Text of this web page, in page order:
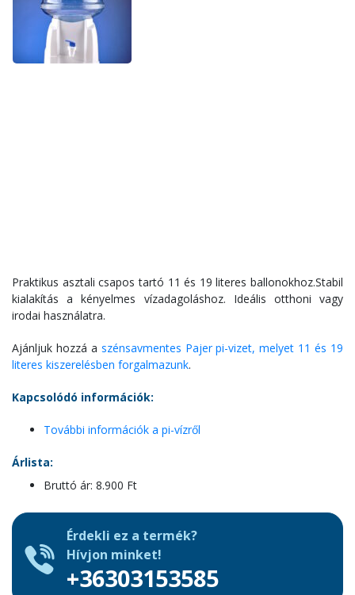
Praktikus asztali csapos tartó 11 és 19 literes ballonokhoz.Stabil
kialakítás a kényelmes vízadagoláshoz. Ideális otthoni vagy
irodai használatra.
Ajánljuk hozzá a szénsavmentes Pajer pi-vizet, melyet 11 és 19
literes kiszerelésben forgalmazunk.
Kapcsolódó információk:
További információk a pi-vízről
Árlista:
Bruttó ár: 8.900 Ft
Érdekli ez a termék?
Hívjon minket!
+36303153585